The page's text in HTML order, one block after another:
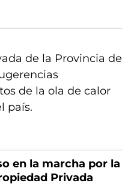
de la Provincia de
de la ola de calor
país.
en la marcha por la
Privada